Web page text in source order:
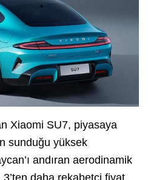
Xiaomi SU7, piyasaya
sunduğu yüksek
andıran aerodinamik